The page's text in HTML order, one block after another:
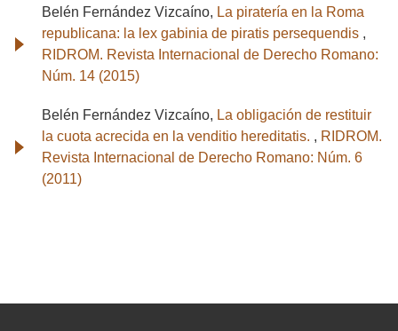
Belén Fernández Vizcaíno, La piratería en la Roma
republicana: la lex gabinia de piratis persequendis ,
RIDROM. Revista Internacional de Derecho Romano:
Núm. 14 (2015)
Belén Fernández Vizcaíno, La obligación de restituir
la cuota acrecida en la venditio hereditatis. , RIDROM.
Revista Internacional de Derecho Romano: Núm. 6
(2011)